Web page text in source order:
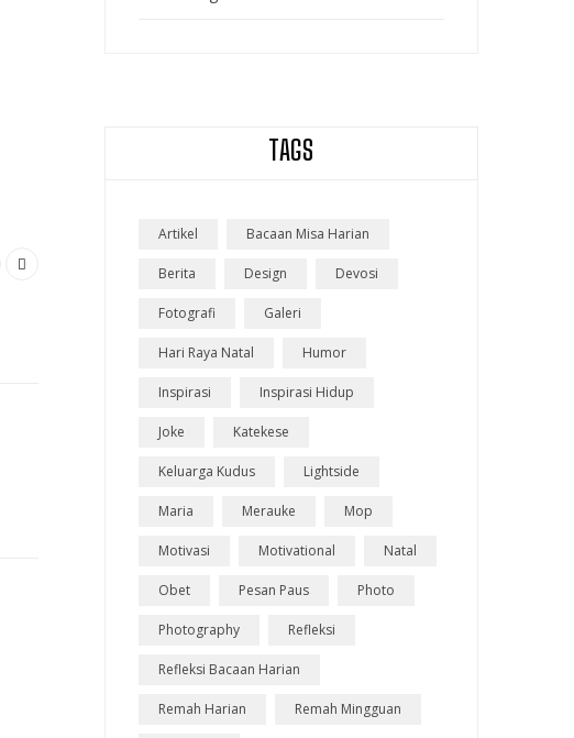
TAGS
Artikel Bacaan Misa Harian
Berita Design Devosi
Fotografi Galeri
Hari Raya Natal Humor
Inspirasi Inspirasi Hidup
Joke Katekese
Keluarga Kudus Lightside
Maria Merauke Mop
Motivasi Motivational Natal
Obet Pesan Paus Photo
Photography Refleksi
Refleksi Bacaan Harian
Remah Harian Remah Mingguan